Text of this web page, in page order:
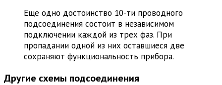
Еще одно достоинство 10-ти проводного
подсоединения состоит в независимом
подключении каждой из трех фаз. При
пропадании одной из них оставшиеся две
сохраняют функциональность прибора.
Другие схемы подсоединения